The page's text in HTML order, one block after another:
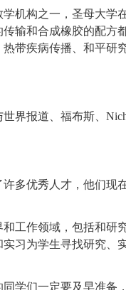
构之一，圣母大学
输和合成橡胶的配方
带疾病传播、和平研
报道、福布斯、
优秀人才，他们现
作领域，包括和研
习为学生寻找研究、
同学们一定要及早准